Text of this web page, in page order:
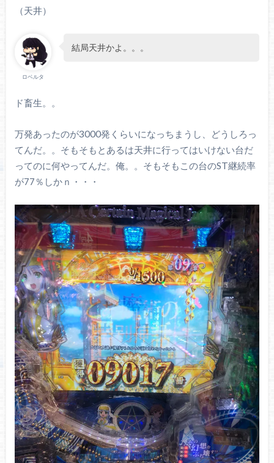
（天井）
ロベルタ
結局天井かよ。。。
ド畜生。。
万発あったのが3000発くらいになっちまうし、どうしろっ
てんだ。。そもそもとあるは天井に行ってはいけない台だ
ってのに何やってんだ。俺。。そもそもこの台のST継続率
が77％しかｎ・・・